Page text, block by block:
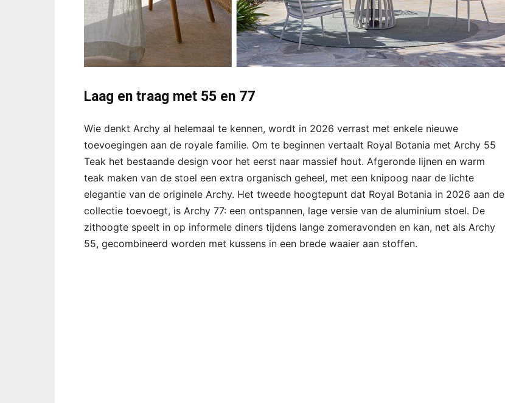
Laag en traag met 55 en 77
Wie denkt Archy al helemaal te kennen, wordt in 2026 verrast met enkele nieuwe
toevoegingen aan de royale familie. Om te beginnen vertaalt Royal Botania met Archy 55
Teak het bestaande design voor het eerst naar massief hout. Afgeronde lijnen en warm
teak maken van de stoel een extra organisch geheel, met een knipoog naar de lichte
elegantie van de originele Archy. Het tweede hoogtepunt dat Royal Botania in 2026 aan de
collectie toevoegt, is Archy 77: een ontspannen, lage versie van de aluminium stoel. De
zithoogte speelt in op informele diners tijdens lange zomeravonden en kan, net als Archy
55, gecombineerd worden met kussens in een brede waaier aan stoffen.